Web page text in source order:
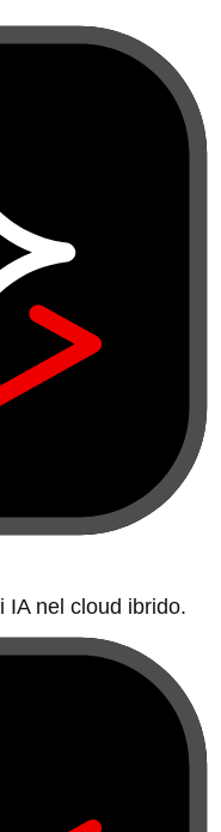
IA nel cloud ibrido.